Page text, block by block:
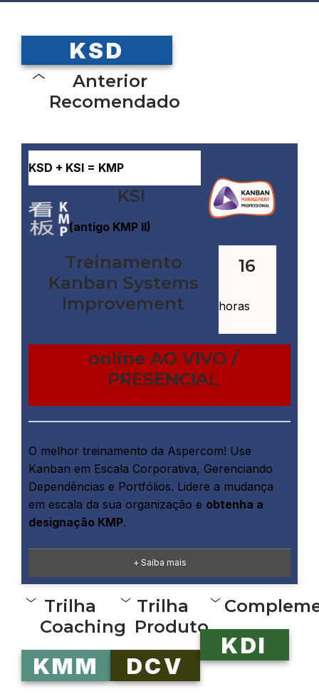
KSD
Anterior
Recomendado
KSD + KSI = KMP
KSI
(antigo KMP II)
Treinamento
Kanban Systems
Improvement
16
horas
online AO VIVO /
PRESENCIAL
O melhor treinamento da Aspercom! Use
Kanban em Escala Corporativa, Gerenciando
Dependências e Portfólios. Lidere a mudança
em escala da sua organização e obtenha a
designação KMP.
+ Saiba mais
Trilha
Coaching
KMM
Trilha
Produto
DCV
KDI